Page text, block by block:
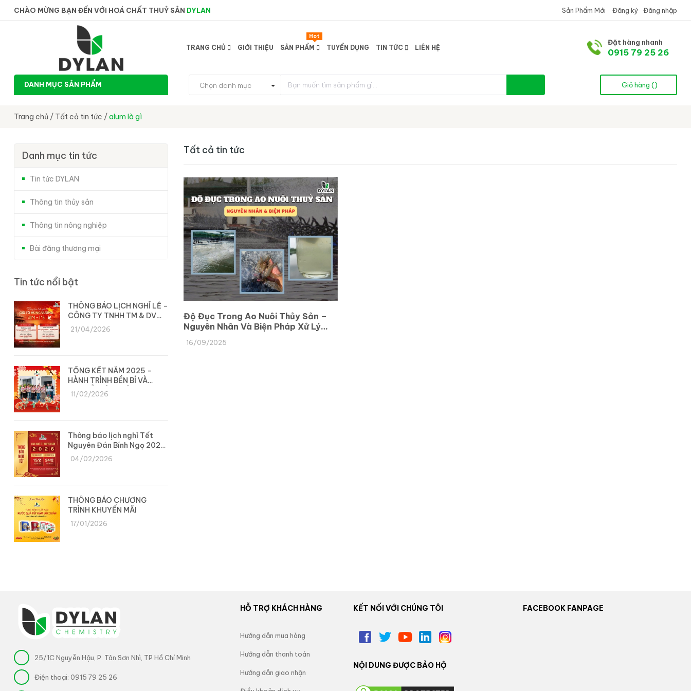
CHÀO MỪNG BẠN ĐẾN VỚI HOÁ CHẤT THUỶ SẢN DYLAN Đăng ký Đăng nhập
Sản Phẩm Mới
TRANG CHỦ GIỚI THIỆU SẢN PHẨM
Hot
TUYỂN DỤNG TIN TỨC LIÊN HỆ
Đặt hàng nhanh
0915 79 25 26
DANH MỤC SẢN PHẨM Chọn danh mục Giỏ hàng ()
Trang chủ / Tất cả tin tức /alum là gì
Tất cả tin tức
Độ Đục Trong Ao Nuôi Thủy Sản –
Nguyên Nhân Và Biện Pháp Xử Lý
Hiệu Quả
16/09/2025
Danh mục tin tức
Tin tức DYLAN
Thông tin thủy sản
Thông tin nông nghiệp
Bài đăng thương mại
Tin tức nổi bật
THÔNG BÁO LỊCH NGHỈ LỄ –
CÔNG TY TNHH TM & DV
DYLAN
21/04/2026
TỔNG KẾT NĂM 2025 –
HÀNH TRÌNH BỀN BỈ VÀ
CHUYỂN MÌNH CÙNG DYLAN
11/02/2026
Thông báo lịch nghỉ Tết
Nguyên Đán Bính Ngọ 2026
– Công ty Dylan
04/02/2026
THÔNG BÁO CHƯƠNG
TRÌNH KHUYẾN MÃI
17/01/2026
25/1C Nguyễn Hậu, P. Tân Sơn Nhì, TP Hồ Chí Minh
Điện thoại: 0915 79 25 26
HỖ TRỢ KHÁCH HÀNG
Hướng dẫn mua hàng
Hướng dẫn thanh toán
Hướng dẫn giao nhận
KẾT NỐI VỚI CHÚNG TÔI
NỘI DUNG ĐƯỢC BẢO HỘ
FACEBOOK FANPAGE